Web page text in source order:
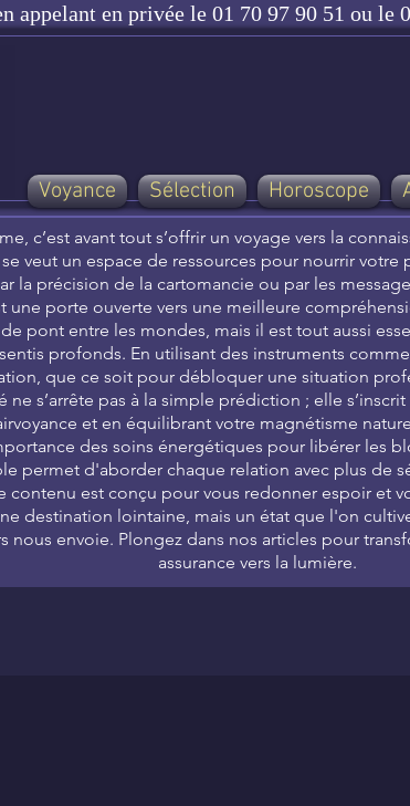
appelant en privée le 01 70 97 90 51 ou
Voyance Sélection Horoscope
c’est avant tout s’offrir un voyage vers la
veut un espace de ressources pour nourrir
la précision de la cartomancie ou par les
une porte ouverte vers une meilleure
pont entre les mondes, mais il est tout aussi
profonds. En utilisant des instruments
que ce soit pour débloquer une situation
s’arrête pas à la simple prédiction ; elle
et en équilibrant votre magnétisme
des soins énergétiques pour libérer les
permet d'aborder chaque relation avec plus de
est conçu pour vous redonner espoir et
destination lointaine, mais un état que l'on
nous envoie. Plongez dans nos articles pour
assurance vers la lumière.